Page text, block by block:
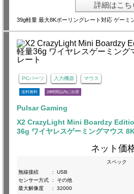
詳細はこち
39g軽量 最大8Kポーリングレート対応 ゲーミ
PCパーツ 入力機器 マウス
送料無料 24時間以内に出荷
Pulsar Gaming
X2 CrazyLight Mini Boardzy
36g ワイヤレスゲーミングマウス
ネット価
スペック
無線接続
:
USB
センサー方式
:
その他
最大解像度
:
32000